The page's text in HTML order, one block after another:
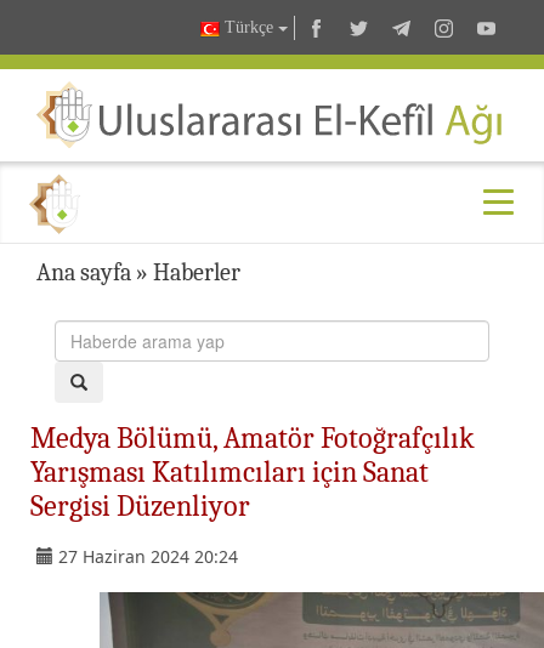
Türkçe
Ana sayfa » Haberler
Medya Bölümü, Amatör Fotoğrafçılık
Yarışması Katılımcıları için Sanat
Sergisi Düzenliyor
27 Haziran 2024 20:24